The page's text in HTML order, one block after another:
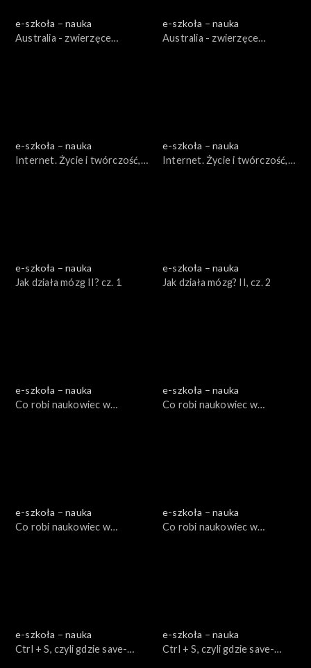
e-szkoła – nauka
Australia - zwierzęce
e-szkoła – nauka
Australia - zwierzęce
e-szkoła – nauka
Internet. Życie i twórczość,
e-szkoła – nauka
Internet. Życie i twórczość,
e-szkoła – nauka
Jak działa mózg II? cz. 1
e-szkoła – nauka
Jak działa mózg? II, cz. 2
e-szkoła – nauka
Co robi naukowiec w
e-szkoła – nauka
Co robi naukowiec w
e-szkoła – nauka
Co robi naukowiec w
e-szkoła – nauka
Co robi naukowiec w
e-szkoła – nauka
Ctrl + S, czyli gdzie save-
e-szkoła – nauka
Ctrl + S, czyli gdzie save-